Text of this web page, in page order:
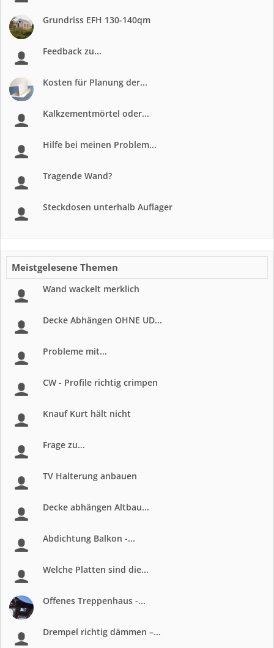
Grundriss EFH 130-140qm
Feedback zu...
Kosten für Planung der...
Kalkzementmörtel oder...
Hilfe bei meinen Problem...
Tragende Wand?
Steckdosen unterhalb Auflager
Meistgelesene Themen
Wand wackelt merklich
Decke Abhängen OHNE UD...
Probleme mit...
CW - Profile richtig crimpen
Knauf Kurt hält nicht
Frage zu...
TV Halterung anbauen
Decke abhängen Altbau...
Abdichtung Balkon -...
Welche Platten sind die...
Offenes Treppenhaus -...
Drempel richtig dämmen –...